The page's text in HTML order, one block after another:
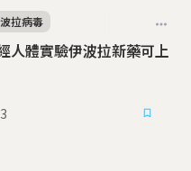
人體實驗伊波拉新藥可上
拉病毒